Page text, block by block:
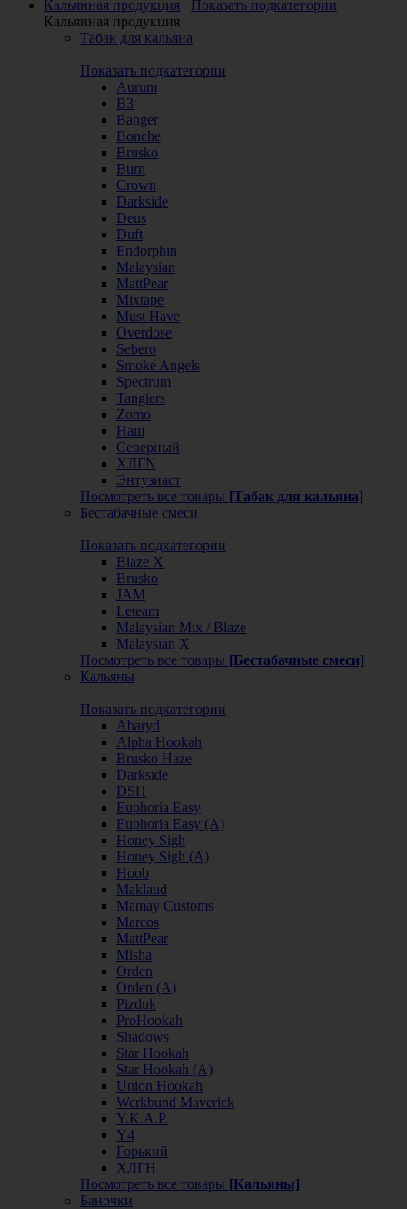
Кальянная продукция
Показать подкатегории
Кальянная продукция
Табак для кальяна
Показать подкатегории
Aurum
B3
Banger
Bonche
Brusko
Burn
Crown
Darkside
Deus
Duft
Endorphin
Malaysian
MattPear
Mixtape
Must Have
Overdose
Sebero
Smoke Angels
Spectrum
Tangiers
Zomo
Наш
Северный
ХЛГN
Энтузиаст
Посмотреть все товары [Табак для кальяна]
Бестабачные смеси
Показать подкатегории
Blaze X
Brusko
JAM
Leteam
Malaysian Mix / Blaze
Malaysian X
Посмотреть все товары [Бестабачные смеси]
Кальяны
Показать подкатегории
Abaryd
Alpha Hookah
Brusko Haze
Darkside
DSH
Euphoria Easy
Euphoria Easy (А)
Honey Sigh
Honey Sigh (А)
Hoob
Maklaud
Mamay Customs
Marcos
MattPear
Misha
Orden
Orden (А)
Pizduk
ProHookah
Shadows
Star Hookah
Star Hookah (А)
Union Hookah
Werkbund Maverick
Y.K.A.P.
Y4
Горький
ХЛГН
Посмотреть все товары [Кальяны]
Баночки